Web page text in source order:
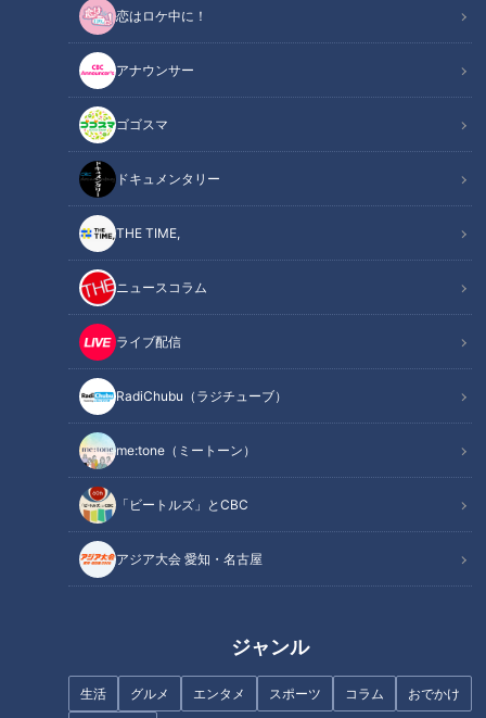
恋はロケ中に！
アナウンサー
ゴゴスマ
ドキュメンタリー
THE TIME,
ニュースコラム
ライブ配信
RadiChubu（ラジチューブ）
me:tone（ミートーン）
「ビートルズ」とCBC
アジア大会 愛知・名古屋
ジャンル
生活 グルメ エンタメ スポーツ コラム おでかけ
記事に戻る
この記事を見たあなたへのおすすめ
“新"映え映えスイーツ! 名古屋・
大須に集まるSNSで話題沸騰中
の最新スイーツ
【夏休み満喫WEEK】コスパ最
強！無料＆間近でイルカとふれ
重まるごと自然体験！